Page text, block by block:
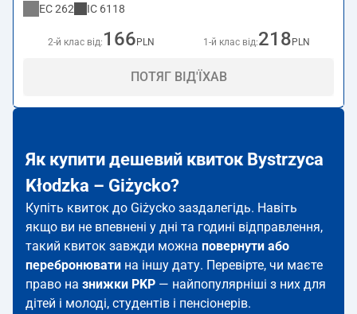
EC262 IC 6118
2-й клас від: 166 PLN 1-й клас від:218 PLN
ПОТЯГ ВІД'ЇХАВ
Як купити дешевий квиток Bystrzyca
Kłodzka – Giżycko?
Купіть квиток до Giżycko заздалегідь. Навіть
якщо ви не впевнені у дні та годині відправлення,
такий квиток завжди можна повернути або
перебронювати на іншу дату. Перевірте, чи маєте
право на знижки PKP — найпопулярніші з них для
дітей і молоді, студентів і пенсіонерів.